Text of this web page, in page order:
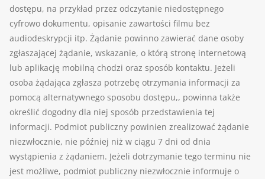
dostępu, na przykład przez odczytanie niedostępnego
cyfrowo dokumentu, opisanie zawartości filmu bez
audiodeskrypcji itp. Żądanie powinno zawierać dane osoby
zgłaszającej żądanie, wskazanie, o którą stronę internetową
lub aplikację mobilną chodzi oraz sposób kontaktu. Jeżeli
osoba żądająca zgłasza potrzebę otrzymania informacji za
pomocą alternatywnego sposobu dostępu,, powinna także
określić dogodny dla niej sposób przedstawienia tej
informacji. Podmiot publiczny powinien zrealizować żądanie
niezwłocznie, nie później niż w ciągu 7 dni od dnia
wystąpienia z żądaniem. Jeżeli dotrzymanie tego terminu nie
jest możliwe, podmiot publiczny niezwłocznie informuje o